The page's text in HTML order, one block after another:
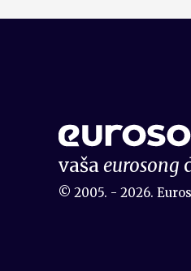
vašaeurosong
© 2005. - 2026.